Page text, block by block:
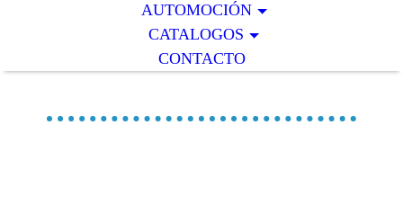
AUTOMOCIÓN
CATALOGOS
CONTACTO